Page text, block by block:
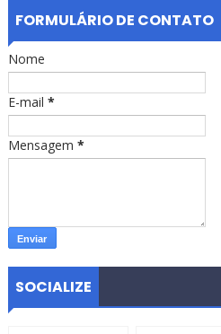
FORMULÁRIO DE CONTATO
Nome
E-mail *
Mensagem *
SOCIALIZE